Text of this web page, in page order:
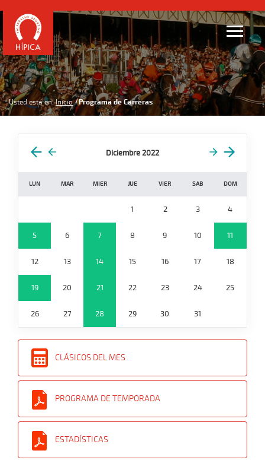
Usted está en: Inicio Programa de Carreras
Diciembre 2022
LUN MAR MIER JUE VIER SAB DOM
1 2 3 4
5 6 7 8 9 10 11
12 13 14 15 16 17 18
19 20 21 22 23 24 25
26 27 28 29 30 31
CLÁSICOS DEL MES
PROGRAMA DE TEMPORADA
ESTADÍSTICAS